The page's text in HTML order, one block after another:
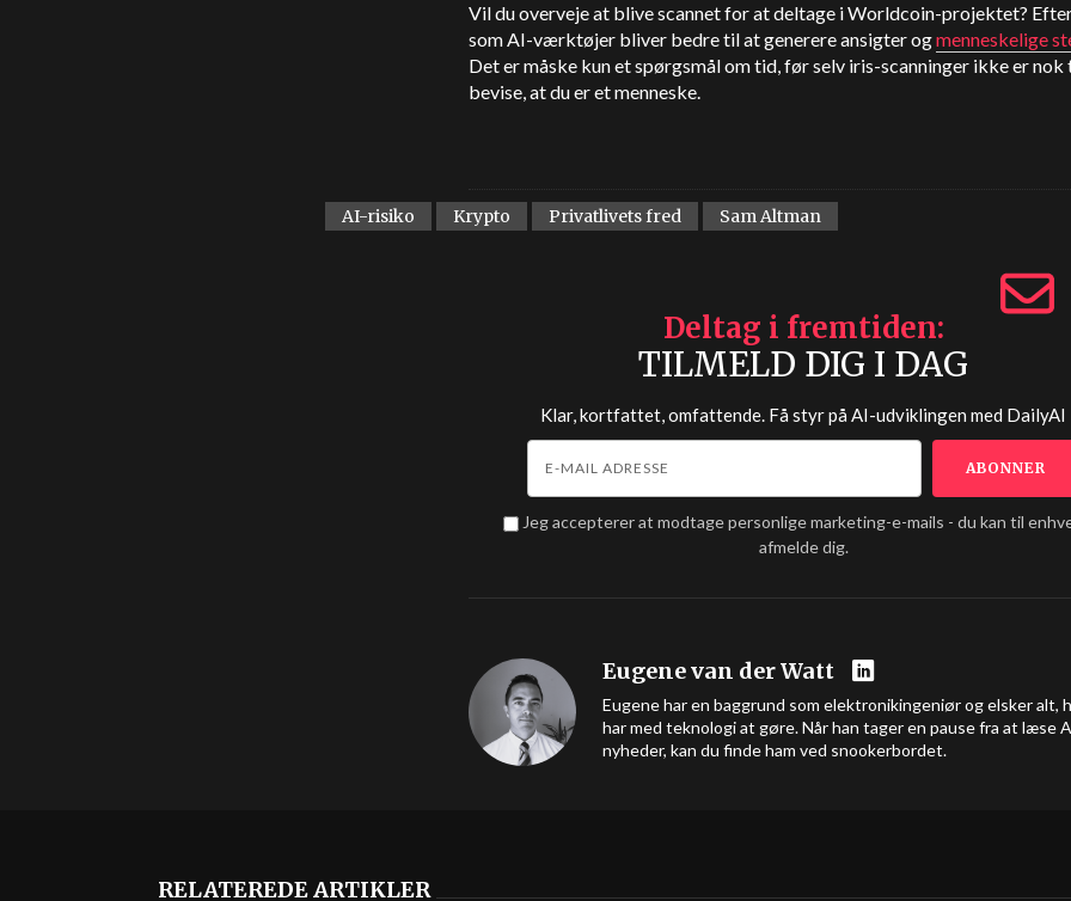
Vil du overveje at blive scannet for at deltage i Worldcoin-projektet?
som AI-værktøjer bliver bedre til at generere ansigter ogmenneskelige
Det er måske kun et spørgsmål om tid, før selv iris-scanninger ikke er nok
bevise, at du er et menneske.
AI-risiko Krypto Privatlivets fred Sam Altman
Deltag i fremtiden
TILMELD DIG I DAG
Klar, kortfattet, omfattende. Få styr på AI-udviklingen med DailyAI
Jeg accepterer at modtage personlige marketing-e-mails - du kan til
afmelde dig.
Eugene van der Watt
Eugene har en baggrund som elektronikingeniør og elsker alt,
har med teknologi at gøre. Når han tager en pause fra at læse
nyheder, kan du finde ham ved snookerbordet.
RELATEREDE ARTIKLER